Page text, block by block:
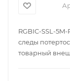
RGBIC-SSL-
следы
товарный